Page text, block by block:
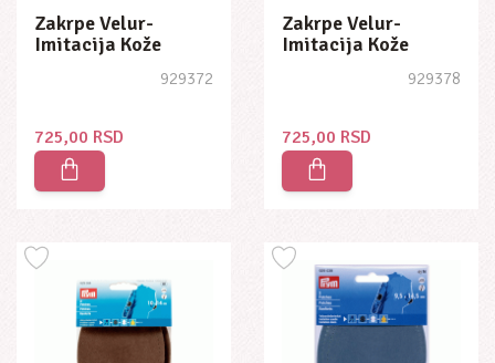
Zakrpe Velur-
Imitacija Kože
929372
725,00 RSD
Zakrpe Velur-
Imitacija Kože
929378
725,00 RSD